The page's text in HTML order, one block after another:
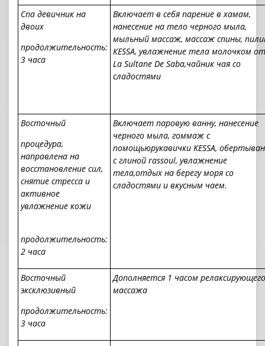
Спа девичник на
двоих
продолжительность:
3 часа
Включает в себя парение в хамам,
нанесение на тело черного мыла,
мыльный массаж, массаж спины,
КESSA, увлажнение тела молочком от
La Sultane De Saba,чайник чая со
сладостями
Восточный
процедура,
направлена на
восстановление сил,
снятие стресса и
активное
увлажнение кожи
продолжительность:
2 часа
Включает паровую ванну, нанесение
черного мыла, гоммаж с
помощьюрукавички KESSA,
с глиной rassoul, увлажнение
тела,отдых на берегу моря со
сладостями и вкусным чаем.
Восточный
эксклюзивный
продолжительность:
3 часа
Дополняется 1 часом релаксирующего
массажа